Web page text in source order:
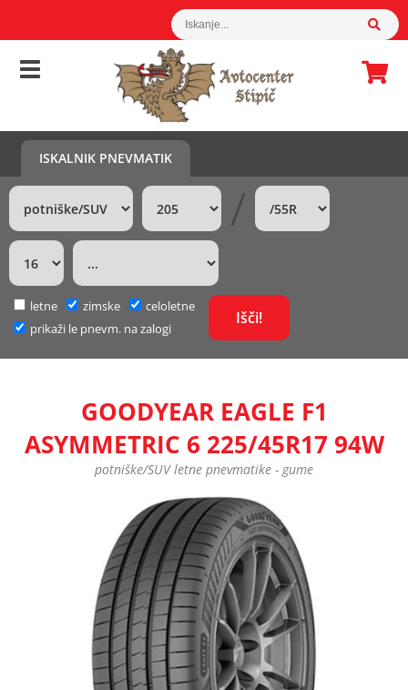
ISKALNIK PNEVMATIK
/
letne zimske
celoletne
prikaži le pnevm. na zalogi
GOODYEAR EAGLE F1
ASYMMETRIC 6 225/45R17 94W
potniške/SUV letne pnevmatike - gume